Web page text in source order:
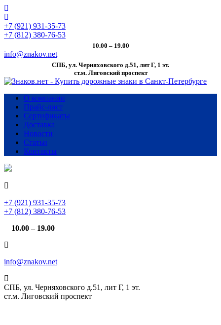
+7 (921) 931-35-73
+7 (812) 380-76-53
10.00 – 19.00
info@znakov.net
СПБ, ул. Черняховского д.51, лит Г, 1 эт.
cт.м. Лиговский проспект
О компании
Прайс-лист
Сертификаты
Доставка
Новости
Статьи
Контакты
+7 (921) 931-35-73
+7 (812) 380-76-53
10.00 – 19.00
info@znakov.net
СПБ, ул. Черняховского д.51, лит Г, 1 эт.
cт.м. Лиговский проспект